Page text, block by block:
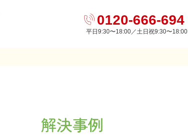
0120-666-694
平日9:30〜18:00／土日祝9:30〜18:00
解決事例